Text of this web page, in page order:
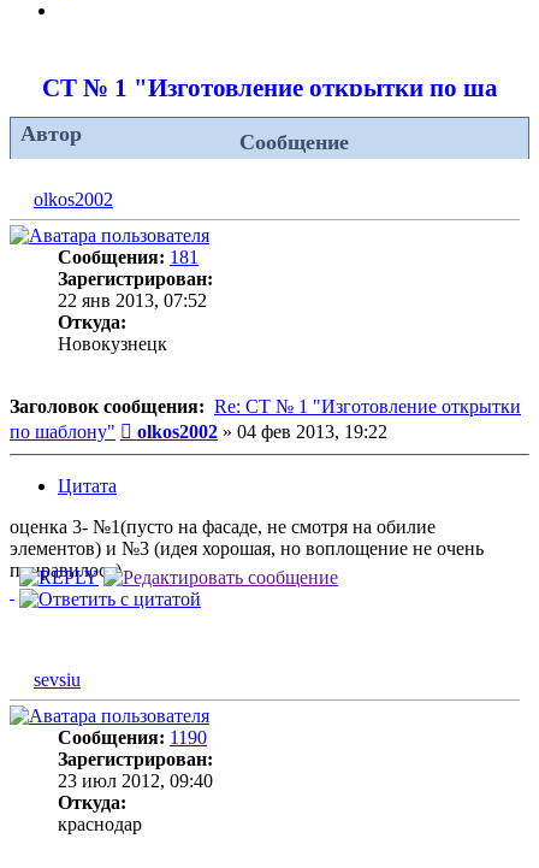
СТ № 1 "Изготовление открытки по
Автор Сообщение
olkos2002
Сообщения: 181
Зарегистрирован:
22 янв 2013, 07:52
Откуда:
Новокузнецк
Заголовок сообщения: Re: СТ № 1 "Изготовление открытки
по шаблону"
Сообщение
olkos2002 » 04 фев 2013, 19:22
Цитата
оценка 3- №1(пусто на фасаде, не смотря на обилие
элементов) и №3 (идея хорошая, но воплощение не очень
понравилось)
sevsiu
Сообщения: 1190
Зарегистрирован:
23 июл 2012, 09:40
Откуда:
краснодар